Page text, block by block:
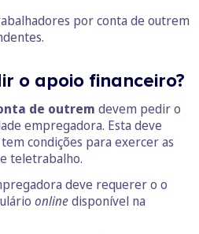
por conta de outrem
o apoio financeiro?
de outrem devem pedir o
empregadora. Esta deve
condições para exercer as
teletrabalho.
deve requerer o o
onlinedisponível na